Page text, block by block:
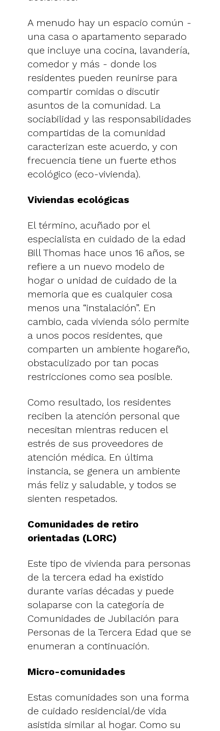
A menudo hay un espacio común -
una casa o apartamento separado
que incluye una cocina, lavandería,
comedor y más - donde los
residentes pueden reunirse para
compartir comidas o discutir
asuntos de la comunidad. La
sociabilidad y las responsabilidades
compartidas de la comunidad
caracterizan este acuerdo, y con
frecuencia tiene un fuerte ethos
ecológico (eco-vivienda).
Viviendas ecológicas
El término, acuñado por el
especialista en cuidado de la edad
Bill Thomas hace unos 16 años, se
refiere a un nuevo modelo de
hogar o unidad de cuidado de la
memoria que es cualquier cosa
menos una “instalación”. En
cambio, cada vivienda sólo permite
a unos pocos residentes, que
comparten un ambiente hogareño,
obstaculizado por tan pocas
restricciones como sea posible.
Como resultado, los residentes
reciben la atención personal que
necesitan mientras reducen el
estrés de sus proveedores de
atención médica. En última
instancia, se genera un ambiente
más feliz y saludable, y todos se
sienten respetados.
Comunidades de retiro
orientadas (LORC)
Este tipo de vivienda para personas
de la tercera edad ha existido
durante varias décadas y puede
solaparse con la categoría de
Comunidades de Jubilación para
Personas de la Tercera Edad que se
enumeran a continuación.
Micro-comunidades
Estas comunidades son una forma
de cuidado residencial/de vida
asistida similar al hogar. Como su